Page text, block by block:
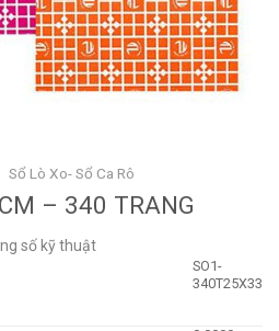
Sổ Lò Xo- Sổ Ca Rô
– 340 TRANG
số kỹ thuật
SO1-
340T25X33